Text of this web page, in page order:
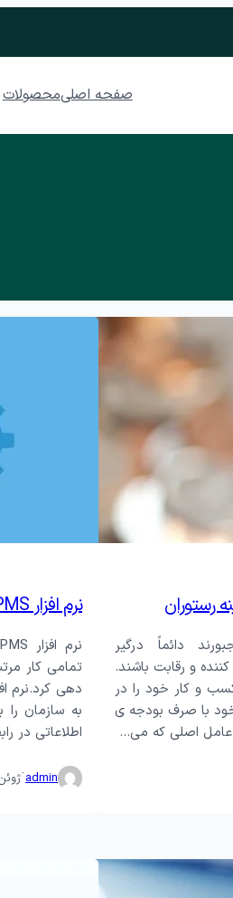
صفحه اصلیمحصولات
اداری تحت وب پندار
و وظایف
نرم افزار مکاتبات
و پخش
نرم افزار تولید
انسانی
نرم افزار انبارداری
رستوران
دائماً درگیر
و رقابت باشند.
و کار خود را در
خود با صرف بودجه ی
عامل اصلی که می…
نرم افزار BPMS
تمامی کار
دهی کرد.نرم
به سازمان
اطلاعاتی در
admin
·ژوئن 27,